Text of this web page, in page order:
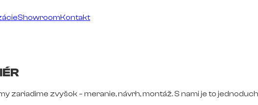
ShowroomKontakt
zariadime zvyšok – meranie, návrh, montáž. S nami je to